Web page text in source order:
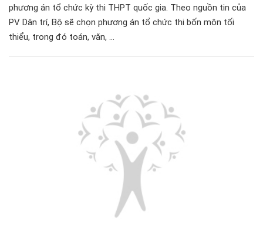
phương án tổ chức kỳ thi THPT quốc gia. Theo nguồn tin của
PV Dân trí, Bộ sẽ chọn phương án tổ chức thi bốn môn tối
thiểu, trong đó toán, văn, ...